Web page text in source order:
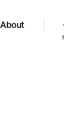
About